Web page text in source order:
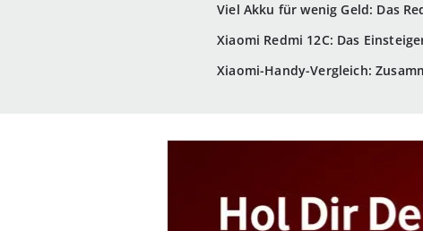
Viel Akku für wenig Geld: Das
Xiaomi Redmi 12C: Das
Xiaomi-Handy-Vergleich: